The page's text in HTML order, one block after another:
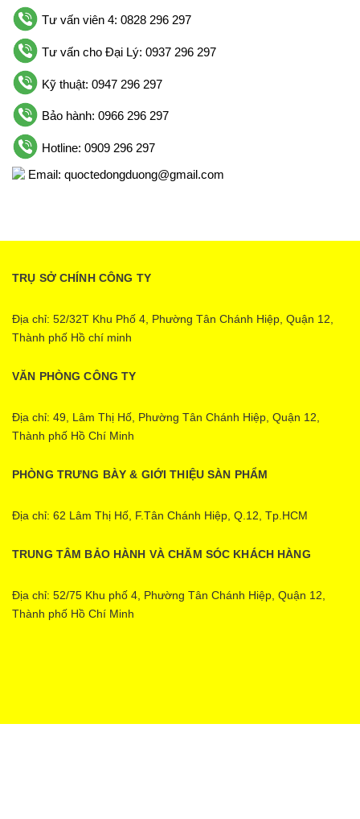
Tư vấn viên 4: 0828 296 297
Tư vấn cho Đại Lý: 0937 296 297
Kỹ thuật: 0947 296 297
Bảo hành: 0966 296 297
Hotline: 0909 296 297
Email: quoctedongduong@gmail.com
TRỤ SỞ CHÍNH CÔNG TY
Địa chỉ: 52/32T Khu Phố 4, Phường Tân Chánh Hiệp, Quận 12,
Thành phố Hồ chí minh
VĂN PHÒNG CÔNG TY
Địa chỉ: 49, Lâm Thị Hố, Phường Tân Chánh Hiệp, Quận 12,
Thành phố Hồ Chí Minh
PHÒNG TRƯNG BÀY & GIỚI THIỆU SÀN PHẨM
Địa chỉ: 62 Lâm Thị Hố, F.Tân Chánh Hiệp, Q.12, Tp.HCM
TRUNG TÂM BẢO HÀNH VÀ CHĂM SÓC KHÁCH HÀNG
Địa chỉ: 52/75 Khu phố 4, Phường Tân Chánh Hiệp, Quận 12,
Thành phố Hồ Chí Minh